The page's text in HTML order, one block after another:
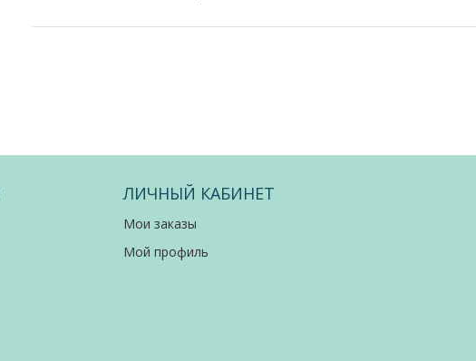
ЛИЧНЫЙ КАБИНЕТ
Мои заказы
Мой профиль